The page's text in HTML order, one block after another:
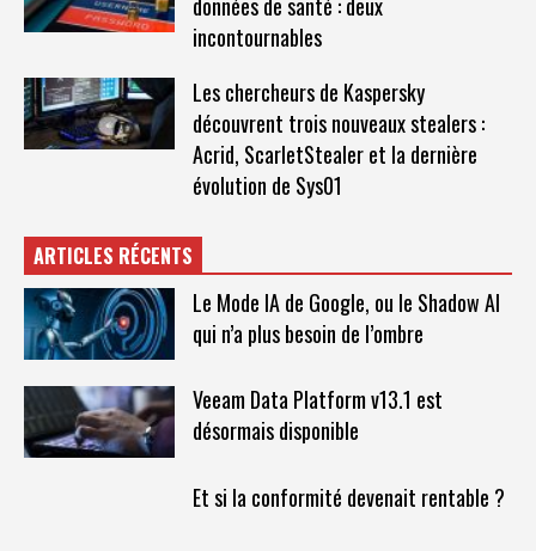
incontournables
Les chercheurs de Kaspersky
découvrent trois nouveaux stealers :
Acrid, ScarletStealer et la dernière
évolution de Sys01
ARTICLES RÉCENTS
Le Mode IA de Google, ou le Shadow AI
qui n’a plus besoin de l’ombre
Veeam Data Platform v13.1 est
désormais disponible
Et si la conformité devenait rentable ?